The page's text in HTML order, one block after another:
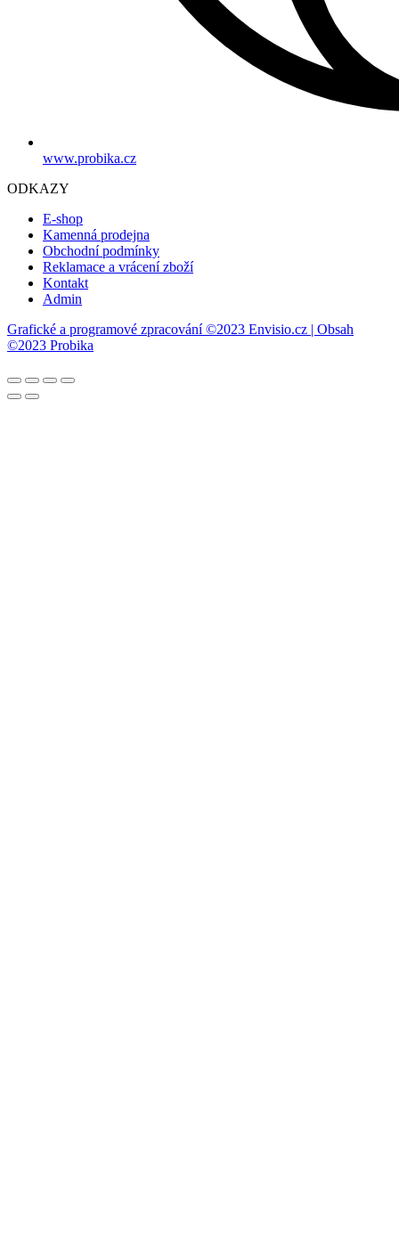
www.probika.cz
ODKAZY
E-shop
Kamenná prodejna
Obchodní podmínky
Reklamace a vrácení zboží
Kontakt
Admin
Grafické a programové zpracování ©2023 Envisio.cz | Obsah
©2023 Probika